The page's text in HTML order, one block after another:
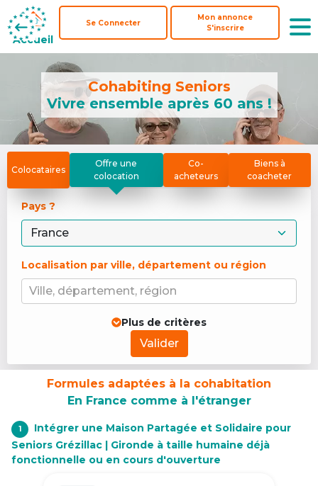
Accueil
Se Connecter
Mon annonce
S'inscrire
Accueil
Se Connecter
Mon annonce
S'inscrire
Cohabiting Seniors
Vivre ensemble après 60 ans !
Colocataires
Offre une
colocation
Co-
acheteurs
Biens à
coacheter
Pays ?
Localisation par ville, département ou région
Ville, département, région
Plus de critères
Valider
Formules adaptées à la cohabitation
En France comme à l'étranger
1
Intégrer une Maison Partagée et Solidaire pour
Seniors Grézillac | Gironde à taille humaine déjà
fonctionnelle ou en cours d'ouverture